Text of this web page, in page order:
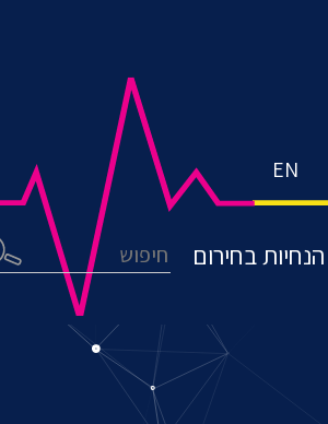
EN
הנחיות בחירום חיפוש